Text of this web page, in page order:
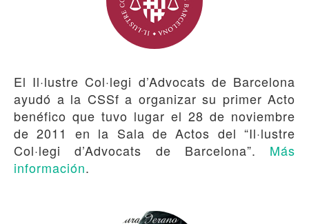
El Il·lustre Col·legi d’Advocats de Barcelona
ayudó a la CSSf a organizar su primer Acto
benéfico que tuvo lugar el 28 de noviembre
de 2011 en la Sala de Actos del “Il·lustre
Col·legi d’Advocats de Barcelona”. Más
información.